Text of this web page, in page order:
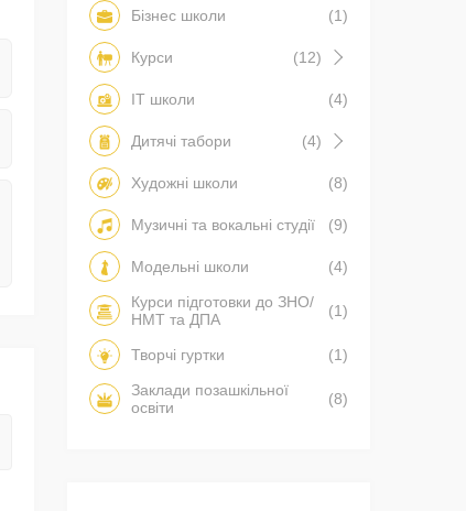
Бізнес школи (1)
Курси (12)
IT школи (4)
Дитячі табори (4)
Художні школи (8)
Музичні та вокальні студії (9)
Модельні школи
(4)
Курси підготовки до ЗНО/
НМТ та ДПА
(1)
Творчі гуртки
(1)
Заклади позашкільної
освіти
(8)